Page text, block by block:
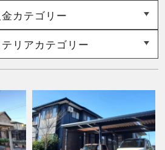
カテゴリー
リアカテゴリー